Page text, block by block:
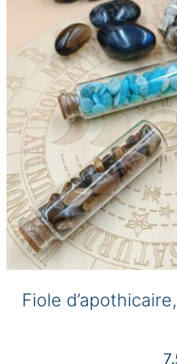
Fiole